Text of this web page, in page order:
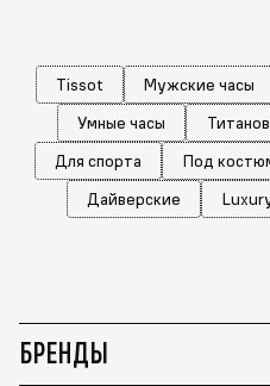
Tissot Мужские часы
Умные часы
Для спорта
Под
Дайверские
БРЕНДЫ